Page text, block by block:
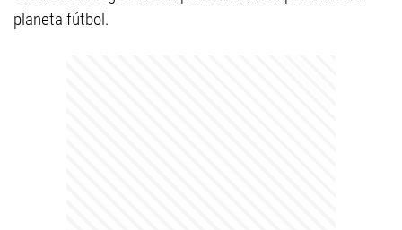
planeta fútbol.